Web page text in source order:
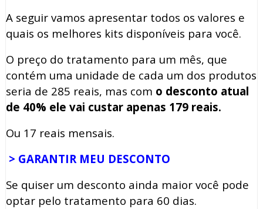
A seguir vamos apresentar todos os valores e
quais os melhores kits disponíveis para você.
O preço do tratamento para um mês, que
contém uma unidade de cada um dos produtos
seria de 285 reais, mas com o desconto atual
de 40% ele vai custar apenas 179 reais.
Ou 17 reais mensais.
> GARANTIR MEU DESCONTO
Se quiser um desconto ainda maior você pode
optar pelo tratamento para 60 dias.